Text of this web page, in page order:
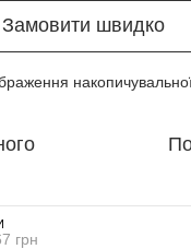
Замовити швидко
грн